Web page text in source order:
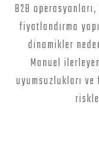
B2B
fiyatlandırma
dinamikler
Manuel
uyumsuzlukları